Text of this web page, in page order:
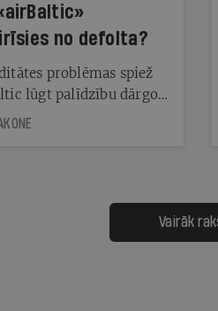
no defolta?
problēmas spiež
lūgt palīdzību dārgo
turētājiem, taču
augstos procentus,
jau trīs dienas
nākamās sapulces
Vairāk